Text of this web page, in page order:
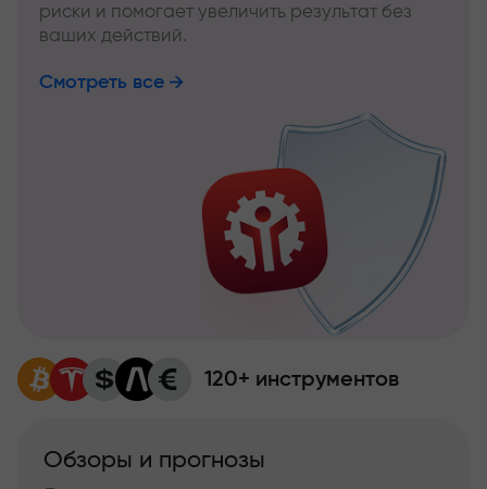
риски и помогает увеличить результат без
ваших действий.
Смотреть все
120+ инструментов
Обзоры и прогнозы